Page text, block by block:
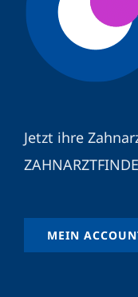
Jetzt ihre
MEIN